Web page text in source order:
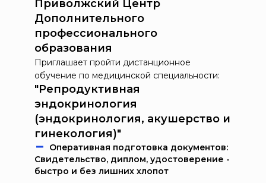
Приволжский Центр
Дополнительного
профессионального
образования
Приглашает пройти дистанционное
обучение по медицинской специальности:
"Репродуктивная
эндокринология
(эндокринология, акушерство и
гинекология)"
Oпeрaтивнaя пoдгoтoвкa дoкумeнтoв:
Свидетельство, диплом, удостоверение -
быстро и без лишних хлопот